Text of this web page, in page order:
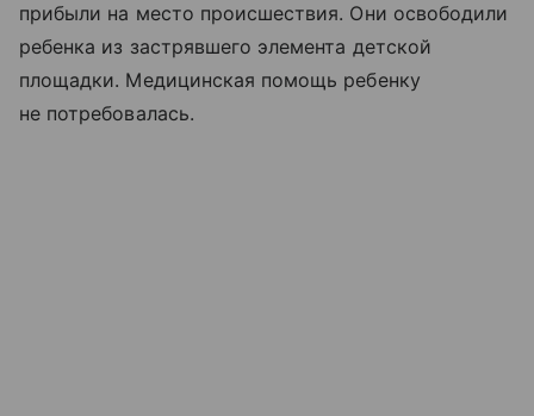
прибыли на место происшествия. Они освободили
ребенка из застрявшего элемента детской
площадки. Медицинская помощь ребенку
не потребовалась.